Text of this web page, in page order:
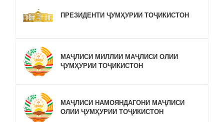
ПРЕЗИДЕНТИ ҶУМҲУРИИ ТОҶИКИСТОН
МАҶЛИСИ МИЛЛИИ МАҶЛИСИ ОЛИИ
ҶУМҲУРИИ ТОҶИКИСТОН
МАҶЛИСИ НАМОЯНДАГОНИ МАҶЛИСИ
ОЛИИ ҶУМҲУРИИ ТОҶИКИСТОН